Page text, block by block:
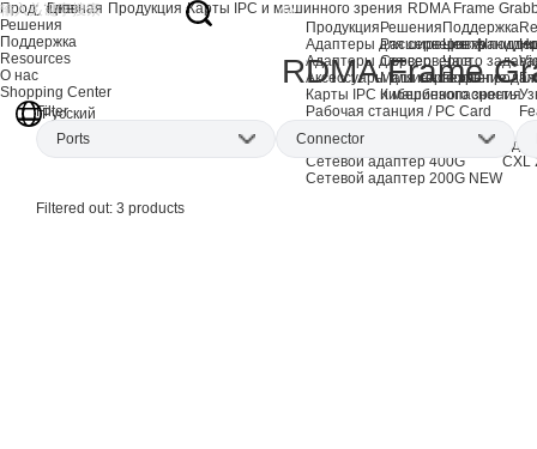
Продукция
Адаптеры для серверов AI
Адаптеры для серверов
Аксессуары для сервера
Карты IPC и машинного зрения
Рабочая станция / PC Card
Сетевые адаптеры AI
Сетевой адаптер 400G
Сетевой адаптер 200G NEW
CXL
Решения
Расширение
Сервер
Машинное зрение
Кибербезопасность
Поддержка
Центр
Часто
Продукция
Решения
Поддержка
Resources
О нас
Shopping Center
Русский
Главная Продукция Карты IPC и машинного зрения RDMA Frame
RDMA Frame
Filter
Ports
Dual-port (3)
Connector
Filtered out: 3 products